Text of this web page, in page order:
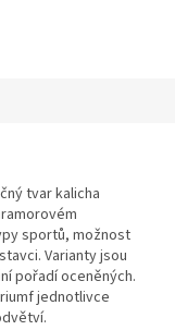
tvar kalicha
sportů, možnost
Varianty jsou
pořadí oceněných.
jednotlivce